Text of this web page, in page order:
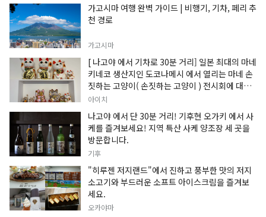
가고시마 여행 완벽 가이드 | 비행기, 기차, 페리 추
천 경로
가고시마
[ 나고야 에서 기차로 30분 거리] 일본 최대의 마네
키네코 생산지인 도코나메시 에서 열리는 마네 손
짓하는 고양이( 손짓하는 고양이 ) 전시회에 대한
정보입니다.
아이치
나고야 에서 단 30분 거리! 기후현 오가키 에서 사
케를 즐겨보세요! 지역 특산 사케 양조장 세 곳을
방문합니다.
기후
"히루젠 저지랜드"에서 진하고 풍부한 맛의 저지
소고기와 부드러운 소프트 아이스크림을 즐겨보
세요.
오카야마